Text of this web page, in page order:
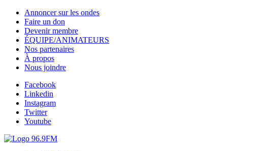
Annoncer sur les ondes
Faire un don
Devenir membre
ÉQUIPE/ANIMATEURS
Nos partenaires
À propos
Nous joindre
Facebook
Linkedin
Instagram
Twitter
Youtube